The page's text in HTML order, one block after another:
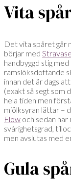
Vita
Det vita spåret går
börjar med
handbyggd stig
ramslöksdoftande
innan det är dags
(exakt så segt som
hela tiden men
mjölksyran lättar –
Flow och sedan
svårighetsgrad,
men avslutas med
Gula